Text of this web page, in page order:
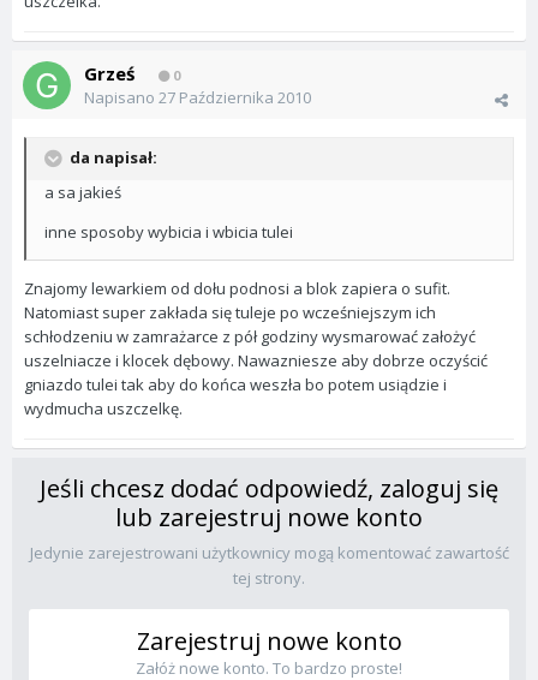
Grześ 0
Napisano 27 Października 2010
da napisał:
a sa jakieś
inne sposoby wybicia i wbicia tulei
Znajomy lewarkiem od dołu podnosi a blok zapiera o sufit.
Natomiast super zakłada się tuleje po wcześniejszym ich
schłodzeniu w zamrażarce z pół godziny wysmarować założyć
uszelniacze i klocek dębowy. Nawazniesze aby dobrze oczyścić
gniazdo tulei tak aby do końca weszła bo potem usiądzie i
wydmucha uszczelkę.
Jeśli chcesz dodać odpowiedź, zaloguj się
lub zarejestruj nowe konto
Jedynie zarejestrowani użytkownicy mogą komentować zawartość
tej strony.
Zarejestruj nowe konto
Załóż nowe konto. To bardzo proste!